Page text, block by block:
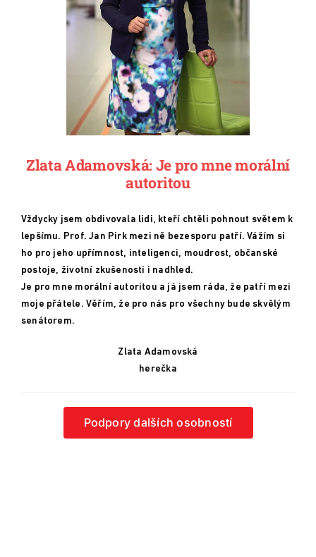
Zlata Adamovská: Je pro mne morální
autoritou
Vždycky jsem obdivovala lidi, kteří chtěli pohnout světem k
lepšímu. Prof. Jan Pirk mezi ně bezesporu patří. Vážím si
ho pro jeho upřímnost, inteligenci, moudrost, občanské
postoje, životní zkušenosti i nadhled.
Je pro mne morální autoritou a já jsem ráda, že patří mezi
moje přátele. Věřím, že pro nás pro všechny bude skvělým
senátorem.
Zlata Adamovská
herečka
Podpory dalších osobností